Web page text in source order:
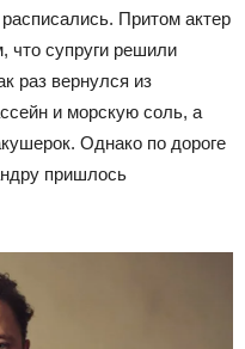
Притом актер
что супруги решили
раз вернулся из
и морскую соль, а
Однако по дороге
пришлось